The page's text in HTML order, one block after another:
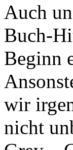
Auch
Buch-
Beginn
wir
nicht